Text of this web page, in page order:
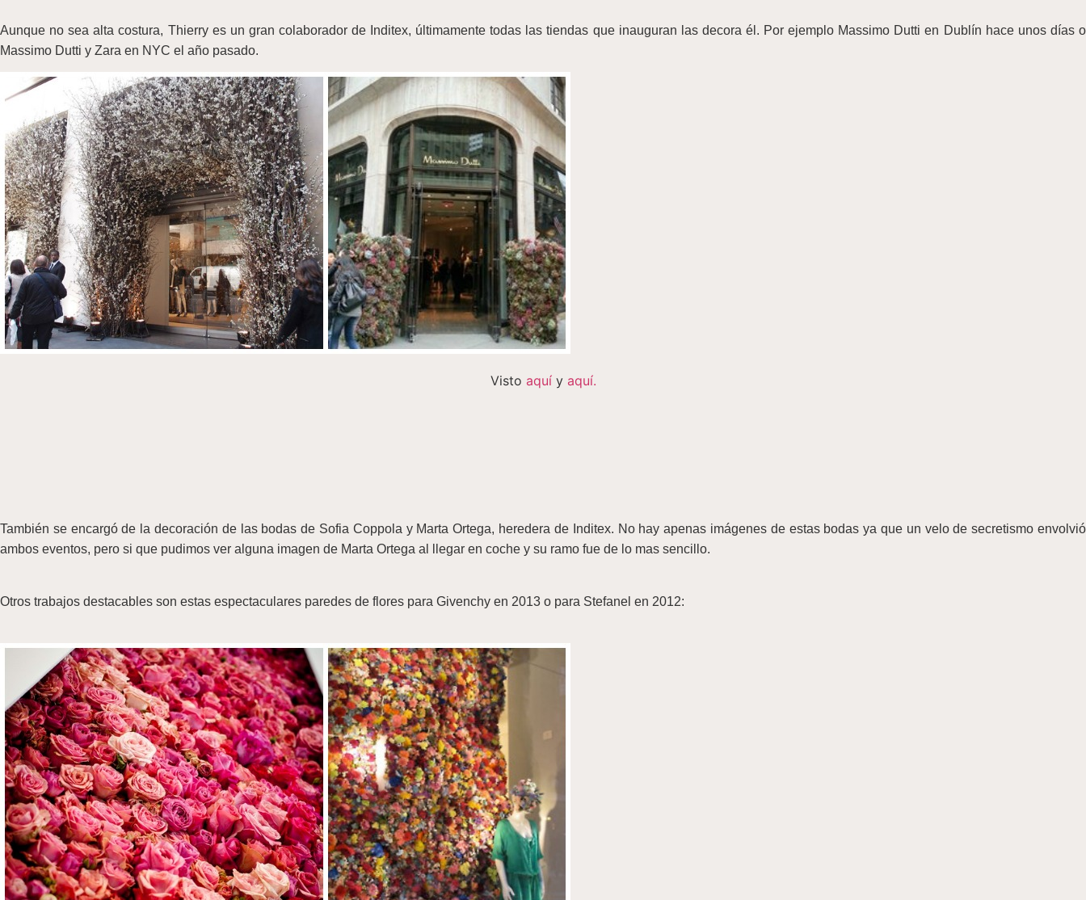
Aunque no sea alta costura, Thierry es un gran colaborador de Inditex, últimamente todas las tiendas que inauguran las decora él. Por ejemplo Massimo Dutti en Dublín hace unos días o
Massimo Dutti y Zara en NYC el año pasado.
Visto aquíy aquí.
También se encargó de la decoración de las bodas de Sofia Coppola y Marta Ortega, heredera de Inditex. No hay apenas imágenes de estas bodas ya que un velo de secretismo envolvió
ambos eventos, pero si que pudimos ver alguna imagen de Marta Ortega al llegar en coche y su ramo fue de lo mas sencillo.
Otros trabajos destacables son estas espectaculares paredes de flores para Givenchy en 2013 o para Stefanel en 2012: